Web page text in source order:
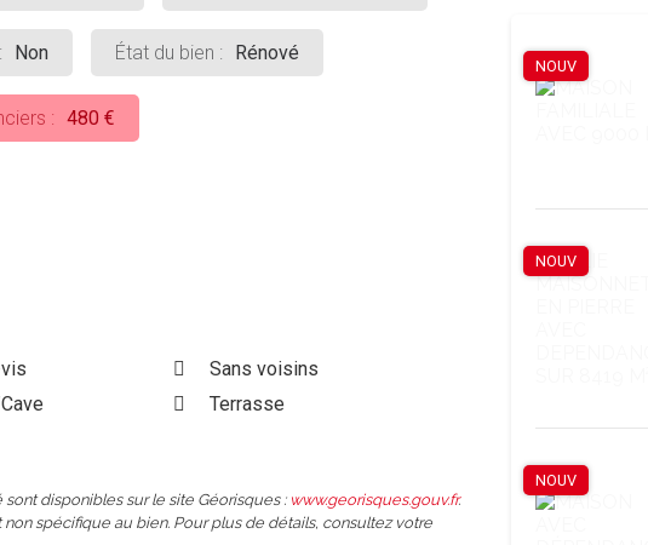
Non État du bien : Rénové
: 480 €
Sans voisins
Terrasse
disponibles sur le site Géorisques : www.georisques.gouv.fr.
spécifique au bien. Pour plus de détails, consultez votre
NOUV
NOUV
NOUV